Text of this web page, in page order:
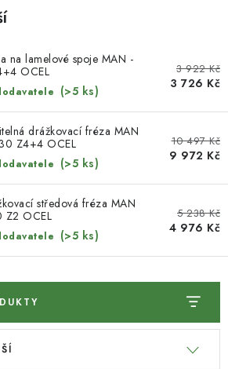
KOVU
DŘEVA
na lamelové spoje MAN -
OCEL
(>5 ks)
3 922 Kč
3 726 Kč
drážkovací fréza MAN
Z4+4 OCEL
(>5 ks)
10 497 Kč
9 972 Kč
středová fréza MAN
Z2 OCEL
(>5 ks)
5 238 Kč
4 976 Kč